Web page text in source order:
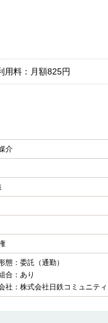
用料：月額825円
介
態：委託（通勤）
合：あり
社：株式会社日鉄コミュニティ